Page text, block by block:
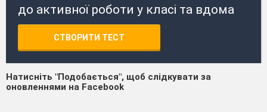
до активної роботи у класі та вдома
СТВОРИТИ ТЕСТ
Натисніть "Подобається", щоб слідкувати за
оновленнями на Facebook